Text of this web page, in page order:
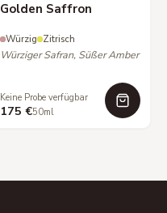
Golden Saffron
Würzig Zitrisch
Würziger Safran, Süßer Amber
Keine Probe verfügbar
175 €50ml